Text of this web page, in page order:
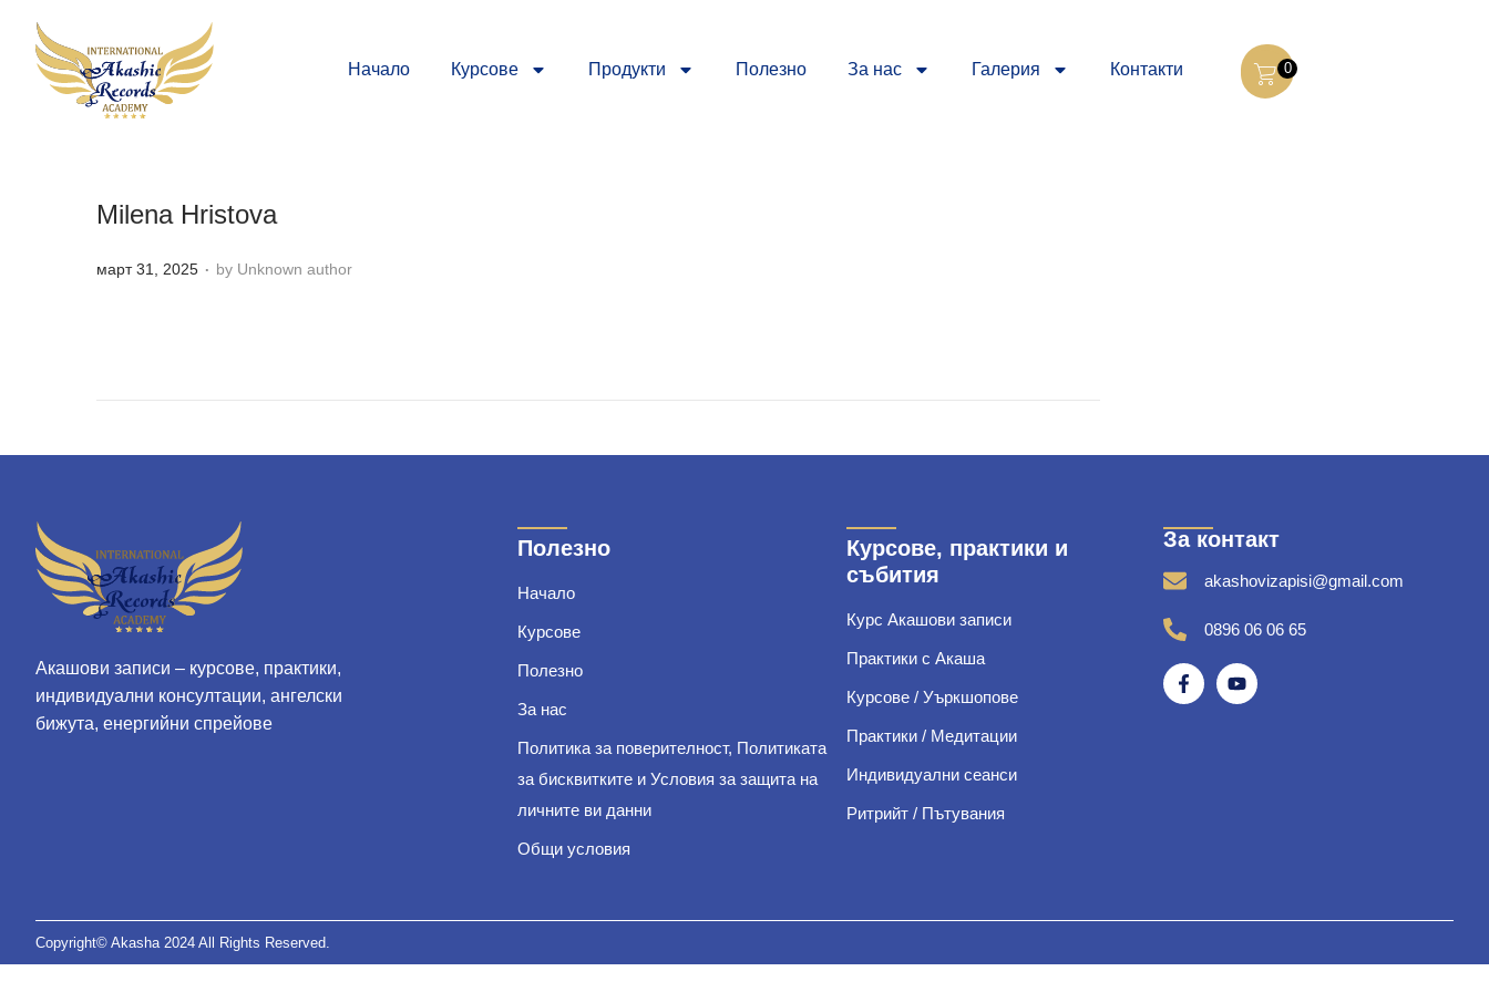
Начало Курсове Продукти Полезно За нас Галерия Контакти 0
Milena Hristova
P
o
март 31, 2025 . by Unknown author
Акашови записи – курсове, практики,
индивидуални консултации, ангелски
бижута, енергийни спрейове
Полезно
Начало
Курсове
Полезно
За нас
Политика за поверителност, Политиката
за бисквитките и Условия за защита на
личните ви данни
Общи условия
Курсове, практики и
събития
Курс Акашови записи
Практики с Акаша
Курсове / Уъркшопове
Практики / Медитации
Индивидуални сеанси
Ритрийт / Пътувания
За контакт
akashovizapisi@gmail.com
0896 06 06 65
Copyright© Akasha 2024 All Rights Reserved.